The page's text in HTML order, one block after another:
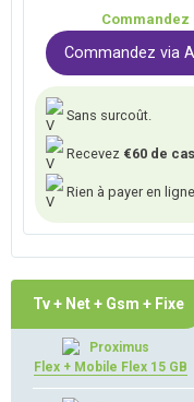
Commandez
Commandez via
Sans surcoût.
Recevez €60 de
Rien à payer en
Tv + Net + Gsm + Fixe
Flex + Mobile Flex 15 GB